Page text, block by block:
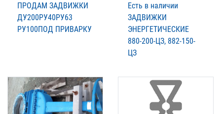
ПРОДАМ ЗАДВИЖКИ
ДУ200РУ40РУ63
РУ100ПОД ПРИВАРКУ
Есть в наличии
ЗАДВИЖКИ
ЭНЕРГЕТИЧЕСКИЕ
880-200-ЦЗ, 882-150-
ЦЗ